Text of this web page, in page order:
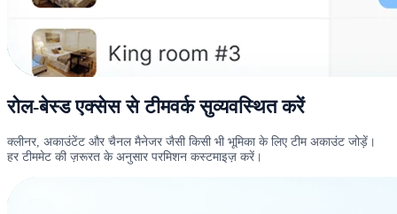
रोल-बेस्ड एक्सेस से टीमवर्क सुव्यवस्थित करें
क्लीनर, अकाउंटेंट और चैनल मैनेजर जैसी किसी भी भूमिका के लिए टीम अकाउंट जोड़ें।
हर टीममेट की ज़रूरत के अनुसार परमिशन कस्टमाइज़ करें।